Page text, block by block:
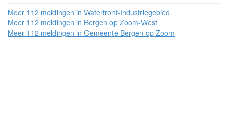
Meer 112 meldingen in Waterfront-Industriegebied
Meer 112 meldingen in Bergen op Zoom-West
Meer 112 meldingen in Gemeente Bergen op Zoom